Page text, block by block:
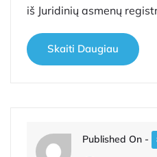
iš Juridinių asmenų
Skaiti Daugiau
Published On -